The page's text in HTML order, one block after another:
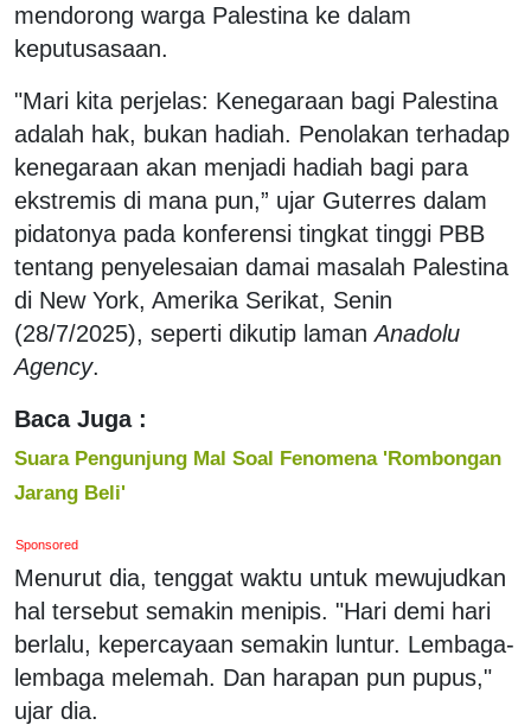
mendorong warga Palestina ke dalam
keputusasaan.
"Mari kita perjelas: Kenegaraan bagi Palestina
adalah hak, bukan hadiah. Penolakan terhadap
kenegaraan akan menjadi hadiah bagi para
ekstremis di mana pun,” ujar Guterres dalam
pidatonya pada konferensi tingkat tinggi PBB
tentang penyelesaian damai masalah Palestina
di New York, Amerika Serikat, Senin
(28/7/2025), seperti dikutip lamanAnadolu
Agency.
Baca Juga :
Suara Pengunjung Mal Soal Fenomena 'Rombongan
Jarang Beli'
Sponsored
Menurut dia, tenggat waktu untuk mewujudkan
hal tersebut semakin menipis. "Hari demi hari
berlalu, kepercayaan semakin luntur. Lembaga-
lembaga melemah. Dan harapan pun pupus,"
ujar dia.